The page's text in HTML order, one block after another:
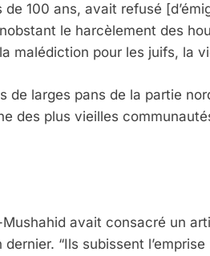
de 100 ans, avait refusé
le harcèlement des
malédiction pour les juifs, la
de larges pans de la partie
des plus vieilles
avait consacré un
“Ils subissent